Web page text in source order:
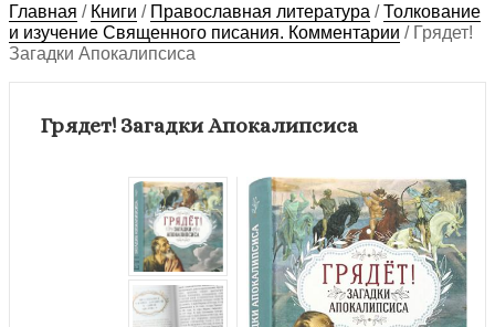
Главная / Книги / Православная литература /Толкование
и изучение Священного писания. Комментарии / Грядет!
Загадки Апокалипсиса
Грядет! Загадки Апокалипсиса